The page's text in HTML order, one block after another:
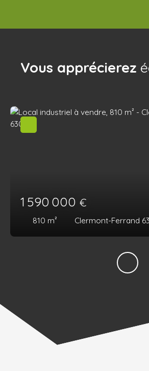
Vous apprécierez
1 590 000 €
810 m² Clermont-Ferrand